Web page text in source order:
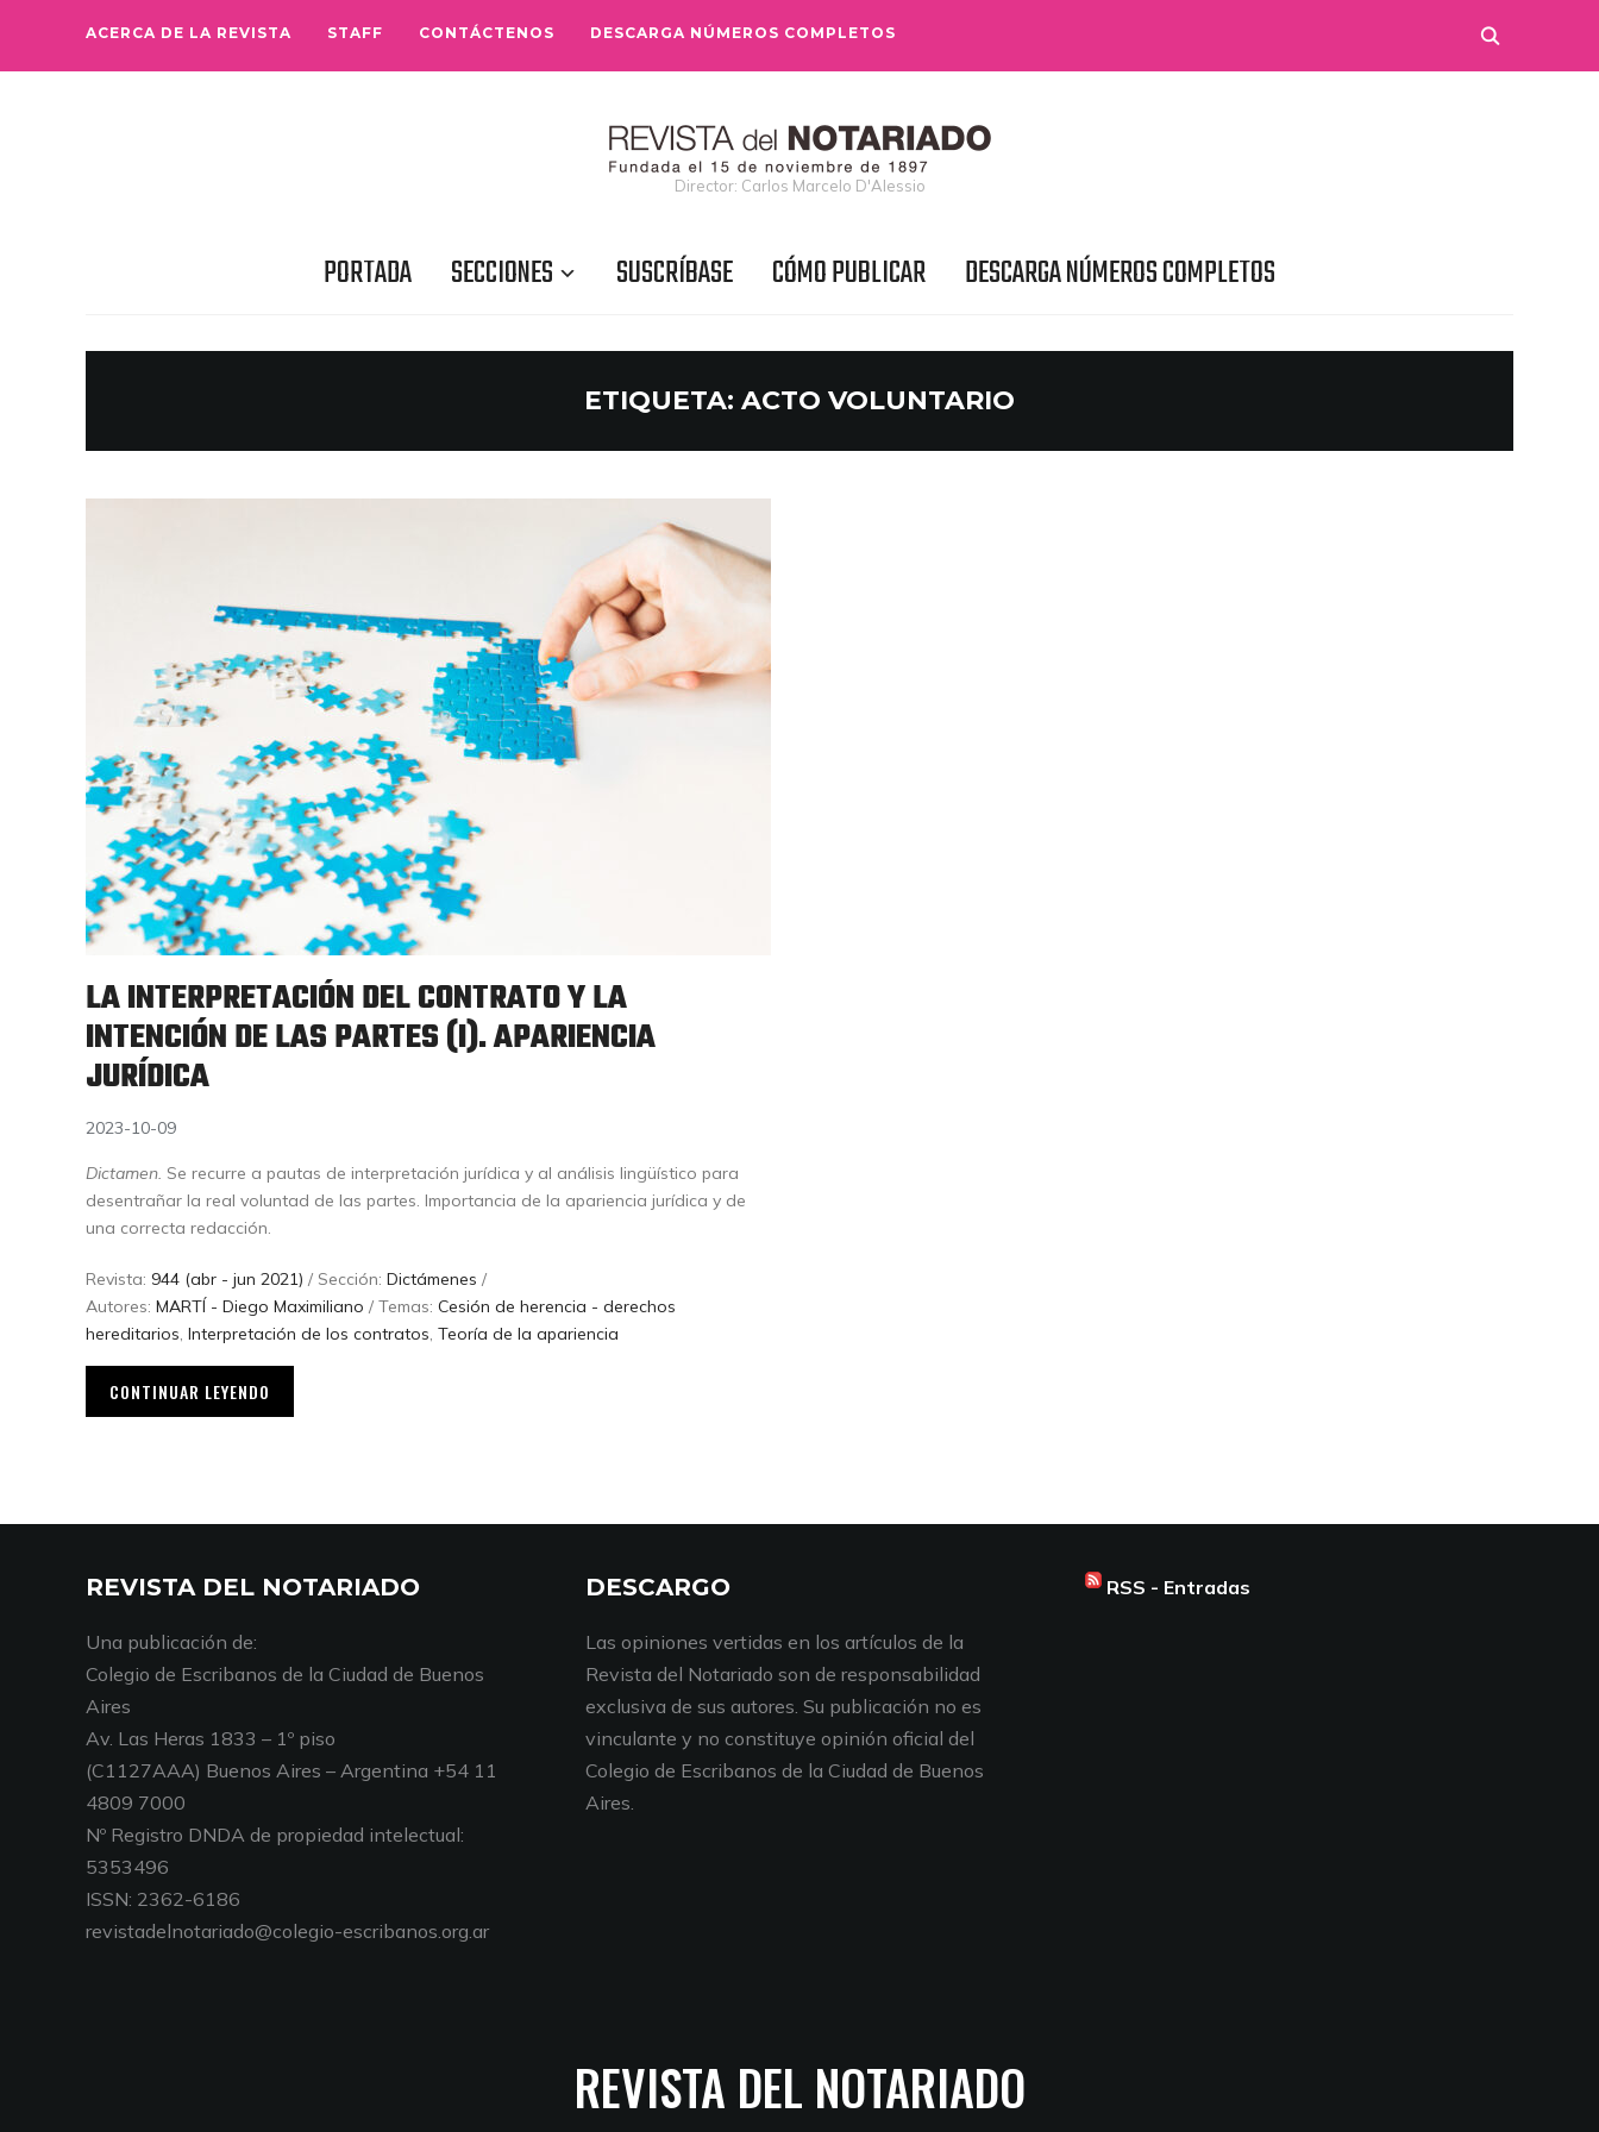
ACERCA DE LA REVISTA STAFF CONTÁCTENOS DESCARGA NÚMEROS COMPLETOS
Director: Carlos Marcelo D'Alessio
PORTADA SECCIONES SUSCRÍBASE CÓMO PUBLICAR DESCARGA NÚMEROS COMPLETOS
ETIQUETA: ACTO VOLUNTARIO
LA INTERPRETACIÓN DEL CONTRATO Y LA
INTENCIÓN DE LAS PARTES (I). APARIENCIA
JURÍDICA
2023-10-09
Dictamen. Se recurre a pautas de interpretación jurídica y al análisis lingüístico para
desentrañar la real voluntad de las partes. Importancia de la apariencia jurídica y de
una correcta redacción.
Revista: 944 (abr - jun 2021) / Sección: Dictámenes /
Autores: MARTÍ - Diego Maximiliano / Temas: Cesión de herencia - derechos
hereditarios, Interpretación de los contratos, Teoría de la apariencia
CONTINUAR LEYENDO
REVISTA DEL NOTARIADO
Una publicación de:
Colegio de Escribanos de la Ciudad de Buenos
Aires
Av. Las Heras 1833 – 1º piso
(C1127AAA) Buenos Aires – Argentina +54 11
4809 7000
Nº Registro DNDA de propiedad intelectual:
5353496
ISSN: 2362-6186
revistadelnotariado@colegio-escribanos.org.ar
DESCARGO
Las opiniones vertidas en los artículos de la
Revista del Notariado son de responsabilidad
exclusiva de sus autores. Su publicación no es
vinculante y no constituye opinión oficial del
Colegio de Escribanos de la Ciudad de Buenos
Aires.
RSS - Entradas
REVISTA DEL NOTARIADO